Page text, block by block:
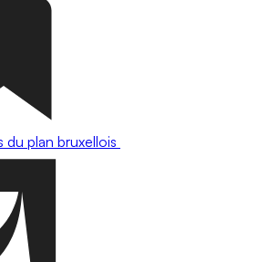
du plan bruxellois